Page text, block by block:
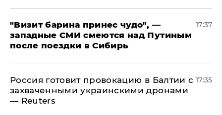
"Визит барина принес чудо", —
западные СМИ смеются над Путиным
после поездки в Сибирь
17:37
​Россия готовит провокацию в Балтии с
захваченными украинскими дронами
— Reuters
17:35